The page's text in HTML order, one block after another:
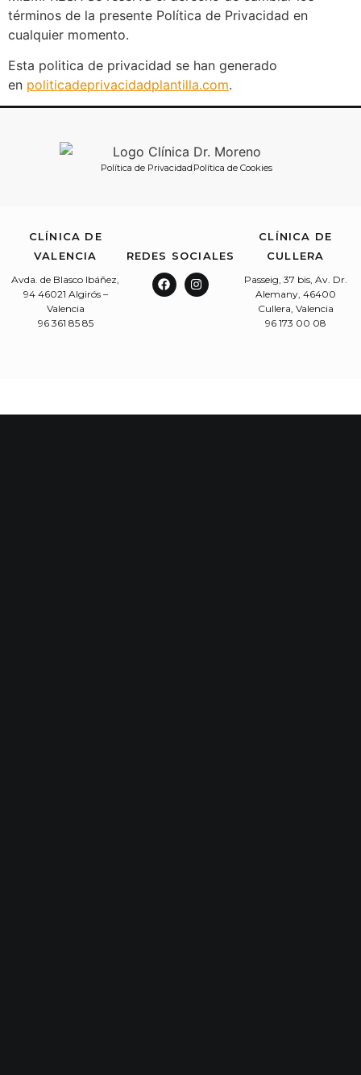
términos de la presente Política de Privacidad en
cualquier momento.
Esta politica de privacidad se han generado
en politicadeprivacidadplantilla.com.
Política de Privacidad Política de Cookies
CLÍNICA DE
VALENCIA
REDES SOCIALES
CLÍNICA DE
CULLERA
Avda. de Blasco Ibáñez,
94 46021 Algirós –
Valencia
96 361 85 85
Passeig, 37 bis, Av. Dr.
Alemany, 46400
Cullera, Valencia
96 173 00 08